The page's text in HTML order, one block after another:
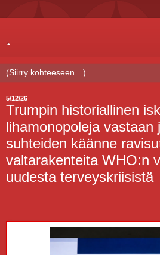
.
5/12/26
Trumpin historiallinen
lihamonopoleja vastaan
suhteiden käänne
valtarakenteita WHO:n
uudesta terveyskriisistä